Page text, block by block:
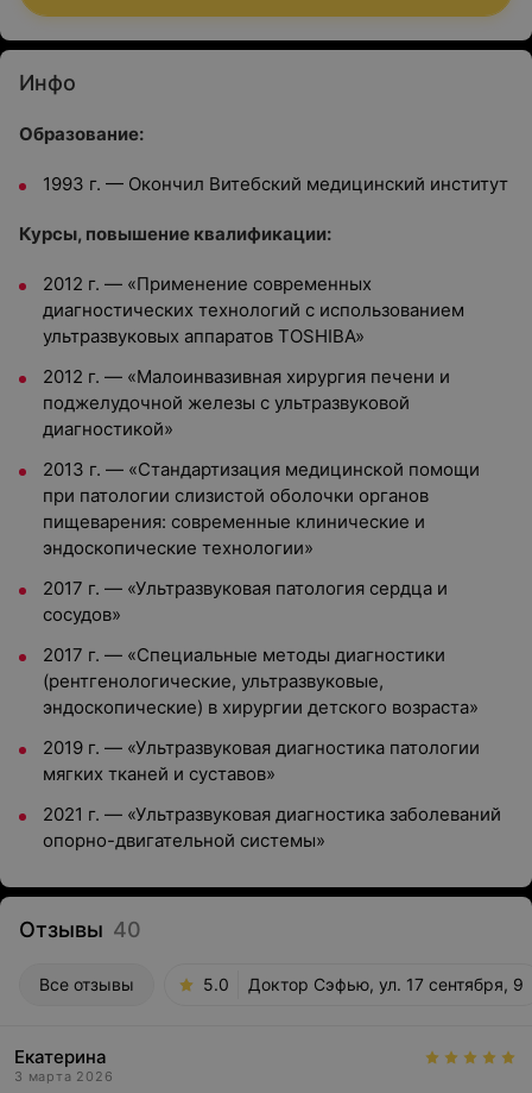
Инфо
Образование:
1993 г. — Окончил Витебский медицинский институт
Курсы, повышение квалификации:
2012 г. — «Применение современных
диагностических технологий с использованием
ультразвуковых аппаратов TOSHIBA»
2012 г. — «Малоинвазивная хирургия печени и
поджелудочной железы с ультразвуковой
диагностикой»
2013 г. — «Стандартизация медицинской помощи
при патологии слизистой оболочки органов
пищеварения: современные клинические и
эндоскопические технологии»
2017 г. — «Ультразвуковая патология сердца и
сосудов»
2017 г. — «Специальные методы диагностики
(рентгенологические, ультразвуковые,
эндоскопические) в хирургии детского возраста»
2019 г. — «Ультразвуковая диагностика патологии
мягких тканей и суставов»
2021 г. — «Ультразвуковая диагностика заболеваний
опорно-двигательной системы»
Отзывы 40
Все отзывы 5.0 Доктор Сэфью, ул. 17 сентября, 9
Екатерина
3 марта 2026